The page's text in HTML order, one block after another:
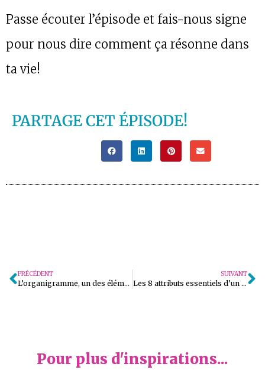
Passe écouter l’épisode et fais-nous signe
pour nous dire comment ça résonne dans
ta vie!
PARTAGE CET ÉPISODE!
PRÉCÉDENT
L’organigramme, un des éléments-clés de ton événement/projet [Épisode 40]
SUIVANT
Les 8 attributs essentiels d’un échéancier performant [Épisode 42]
Pour plus d'inspirations...